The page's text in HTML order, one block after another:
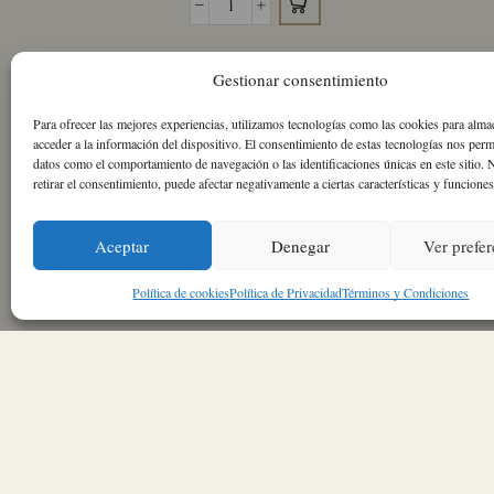
Gestionar consentimiento
Para ofrecer las mejores experiencias, utilizamos tecnologías como las cookies para
acceder a la información del dispositivo. El consentimiento de estas tecnologías nos
datos como el comportamiento de navegación o las identificaciones únicas en este sitio.
retirar el consentimiento, puede afectar negativamente a ciertas características y
Aceptar Denegar Ver
Política de cookiesPolítica de PrivacidadTérminos y Condiciones
Brandy
Solera
Lustau
cantidad